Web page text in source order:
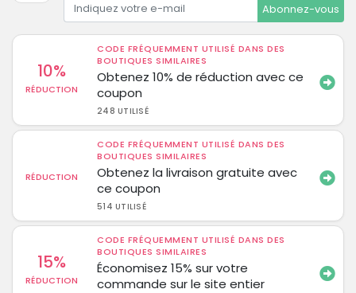
Abonnez-vous
10%
RÉDUCTION
CODE FRÉQUEMMENT UTILISÉ DANS DES
BOUTIQUES SIMILAIRES
Obtenez 10% de réduction avec ce
coupon
248 UTILISÉ
RÉDUCTION
CODE FRÉQUEMMENT UTILISÉ DANS DES
BOUTIQUES SIMILAIRES
Obtenez la livraison gratuite avec
ce coupon
514 UTILISÉ
15%
RÉDUCTION
CODE FRÉQUEMMENT UTILISÉ DANS DES
BOUTIQUES SIMILAIRES
Économisez 15% sur votre
commande sur le site entier